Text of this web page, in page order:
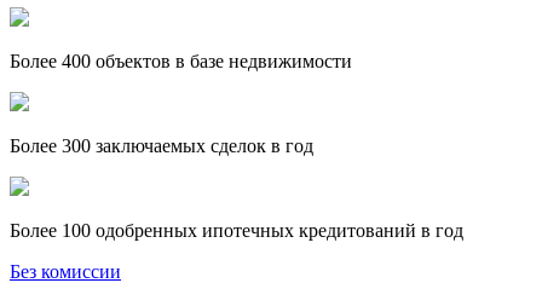
Более 400 объектов в базе недвижимости
Более 300 заключаемых сделок в год
Более 100 одобренных ипотечных кредитований в год
Без комиссии